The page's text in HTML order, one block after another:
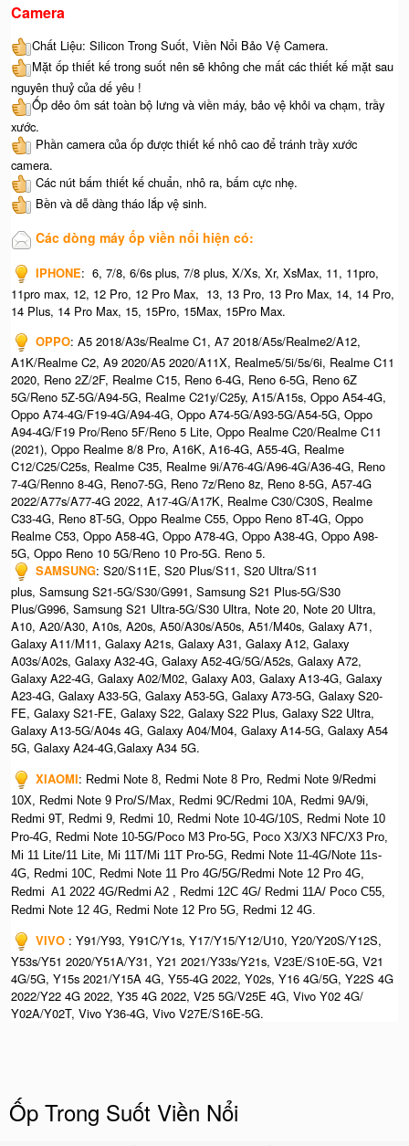
Camera
Chất Liệu: Silicon Trong Suốt, Viền Nổi Bảo Vệ Camera.
Mặt ốp thiết kế trong suốt nên sẽ không che mất các thiết kế mặt sau
nguyên thuỷ của dế yêu !
Ốp dẻo ôm sát toàn bộ lưng và viền máy, bảo vệ khỏi va chạm, trầy
xước.
Phần camera của ốp được thiết kế nhô cao để tránh trầy xước
camera.
Các nút bấm thiết kế chuẩn, nhô ra, bấm cực nhẹ.
Bền và dễ dàng tháo lắp vệ sinh.
Các dòng máy ốp viền nổi hiện có:
IPHONE: 6, 7/8, 6/6s plus, 7/8 plus, X/Xs, Xr, XsMax, 11, 11pro,
11pro max, 12, 12 Pro, 12 Pro Max, 13, 13 Pro, 13 Pro Max, 14, 14 Pro,
14 Plus, 14 Pro Max, 15, 15Pro, 15Max, 15Pro Max.
OPPO: A5 2018/A3s/Realme C1, A7 2018/A5s/Realme2/A12,
A1K/Realme C2, A9 2020/A5 2020/A11X, Realme5/5i/5s/6i, Realme C11
2020, Reno 2Z/2F, Realme C15, Reno 6-4G, Reno 6-5G, Reno 6Z
5G/Reno 5Z-5G/A94-5G, Realme C21y/C25y, A15/A15s, Oppo A54-4G,
Oppo A74-4G/F19-4G/A94-4G, Oppo A74-5G/A93-5G/A54-5G, Oppo
A94-4G/F19 Pro/Reno 5F/Reno 5 Lite, Oppo Realme C20/Realme C11
(2021), Oppo Realme 8/8 Pro, A16K, A16-4G, A55-4G, Realme
C12/C25/C25s, Realme C35, Realme 9i/A76-4G/A96-4G/A36-4G, Reno
7-4G/Renno 8-4G, Reno7-5G, Reno 7z/Reno 8z, Reno 8-5G, A57-4G
2022/A77s/A77-4G 2022, A17-4G/A17K, Realme C30/C30S, Realme
C33-4G, Reno 8T-5G, Oppo Realme C55, Oppo Reno 8T-4G, Oppo
Realme C53, Oppo A58-4G, Oppo A78-4G, Oppo A38-4G, Oppo A98-
5G, Oppo Reno 10 5G/Reno 10 Pro-5G.​ Reno 5.
SAMSUNG: S20/S11E, S20 Plus/S11, S20 Ultra/S11
plus, Samsung S21-5G/S30/G991, Samsung S21 Plus-5G/S30
Plus/G996, Samsung S21 Ultra-5G/S30 Ultra, Note 20, Note 20 Ultra,
A10, A20/A30, A10s, A20s, A50/A30s/A50s, A51/M40s, Galaxy A71,
Galaxy A11/M11, Galaxy A21s, Galaxy A31, Galaxy A12, Galaxy
A03s/A02s, Galaxy A32-4G, Galaxy A52-4G/5G/A52s, Galaxy A72,
Galaxy A22-4G, Galaxy A02/M02, Galaxy A03, Galaxy A13-4G, Galaxy
A23-4G, Galaxy A33-5G, Galaxy A53-5G, Galaxy A73-5G, Galaxy S20-
FE, Galaxy S21-FE, Galaxy S22, Galaxy S22 Plus, Galaxy S22 Ultra,
Galaxy A13-5G/A04s 4G, Galaxy A04/M04, Galaxy A14-5G, Galaxy A54
5G, Galaxy A24-4G,Galaxy A34 5G.
XIAOMI: Redmi Note 8, Redmi Note 8 Pro, Redmi Note 9/Redmi
10X, Redmi Note 9 Pro/S/Max, Redmi 9C/Redmi 10A, Redmi 9A/9i,
Redmi 9T, Redmi 9, Redmi 10, Redmi Note 10-4G/10S, Redmi Note 10
Pro-4G, Redmi Note 10-5G/Poco M3 Pro-5G, Poco X3/X3 NFC/X3 Pro,
Mi 11 Lite/11 Lite, Mi 11T/Mi 11T Pro-5G, Redmi Note 11-4G/Note 11s-
4G, Redmi 10C, Redmi Note 11 Pro 4G/5G/Redmi Note 12 Pro 4G,
Redmi A1 2022 4G/Redmi A2 , Redmi 12C 4G/ Redmi 11A/ Poco C55,
Redmi Note 12 4G, Redmi Note 12 Pro 5G, Redmi 12 4G.
VIVO : Y91/Y93, Y91C/Y1s, Y17/Y15/Y12/U10, Y20/Y20S/Y12S,
Y53s/Y51 2020/Y51A/Y31, Y21 2021/Y33s/Y21s, V23E/S10E-5G, V21
4G/5G, Y15s 2021/Y15A 4G, Y55-4G 2022, Y02s, Y16 4G/5G, Y22S 4G
2022/Y22 4G 2022, Y35 4G 2022, V25 5G/V25E 4G, Vivo Y02 4G/
Y02A/Y02T, Vivo Y36-4G, Vivo V27E/S16E-5G.
Ốp Trong Suốt Viền Nổi